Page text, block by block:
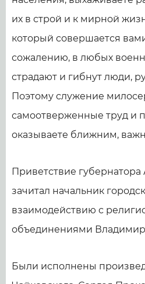
их в строй и к мирной
который совершается
сожалению, в любых
страдают и гибнут люди,
Поэтому служение
самоотверженные труд и
оказываете ближним,
Приветствие губернатора
зачитал начальник
взаимодействию с
объединениями
Были исполнены